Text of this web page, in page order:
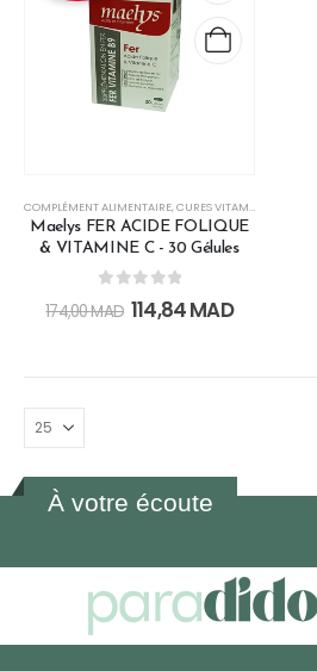
COMPLÉMENT ALIMENTAIRE,CURES VITAMINES & MINÉRAUX
Maelys FER ACIDE FOLIQUE
& VITAMINE C​ - 30 Gélules
out of 5
174,00MAD 114,84MAD
À votre écoute